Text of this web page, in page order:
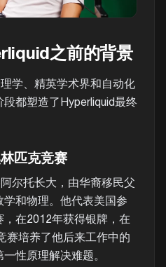
之前的背景
学、精英学术界和自动化
都塑造了Hyperliquid最终
匹克竞赛
尔托长大，由华裔移民父
和物理。他代表美国参
，在2012年获得银牌，在
赛培养了他后来工作中的
性原理解决难题。